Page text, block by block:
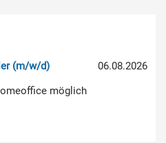
06.08.2026
(m/w/d)
möglich